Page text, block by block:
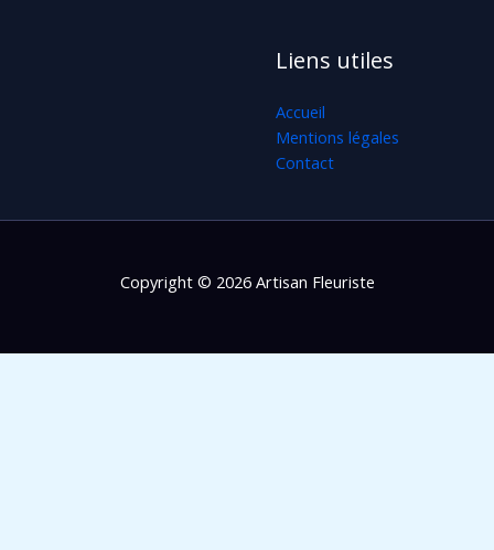
Liens utiles
Accueil
Mentions légales
Contact
Copyright © 2026 Artisan Fleuriste